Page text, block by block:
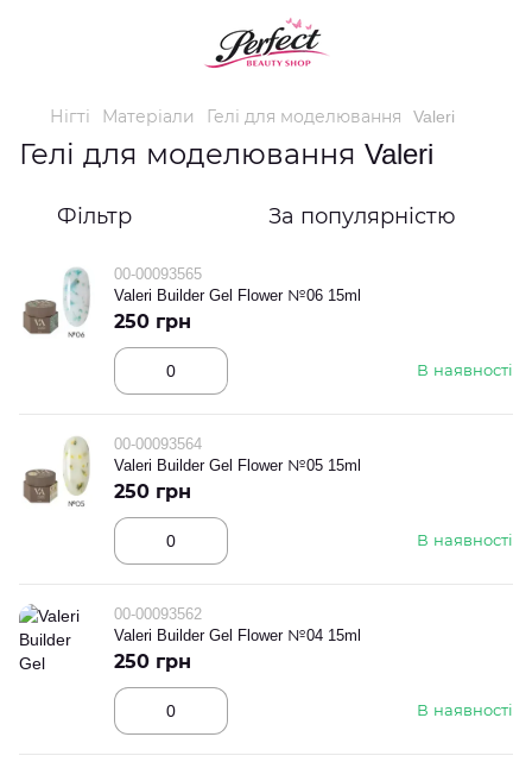
Нігті Матеріали Гелі для моделювання Valeri
Гелі для моделювання Valeri
Фільтр За популярністю
00-00093565
Valeri Builder Gel Flower №06 15ml
В наявності
250 грн
00-00093564
Valeri Builder Gel Flower №05 15ml
В наявності
250 грн
00-00093562
Valeri Builder Gel Flower №04 15ml
В наявності
250 грн